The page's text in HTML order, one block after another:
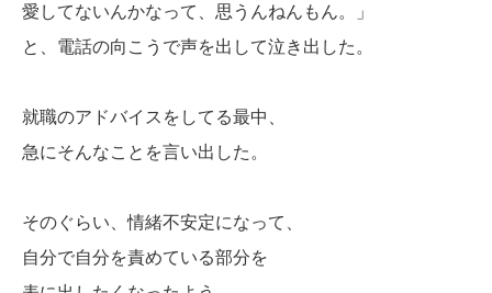
愛してないんかなって、思うんねんもん。」
と、電話の向こうで声を出して泣き出した。
就職のアドバイスをしてる最中、
急にそんなことを言い出した。
そのぐらい、情緒不安定になって、
自分で自分を責めている部分を